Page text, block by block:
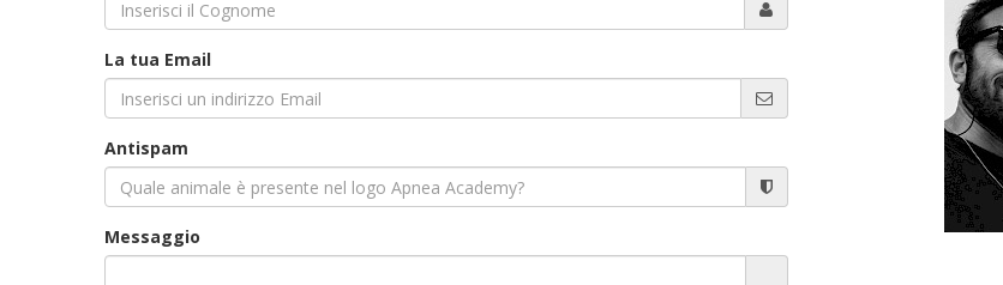
La tua Email
Antispam
Messaggio